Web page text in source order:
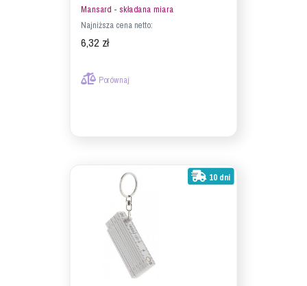
Mansard - składana miara
Najniższa cena netto:
6,32 zł
Porównaj
10 dni